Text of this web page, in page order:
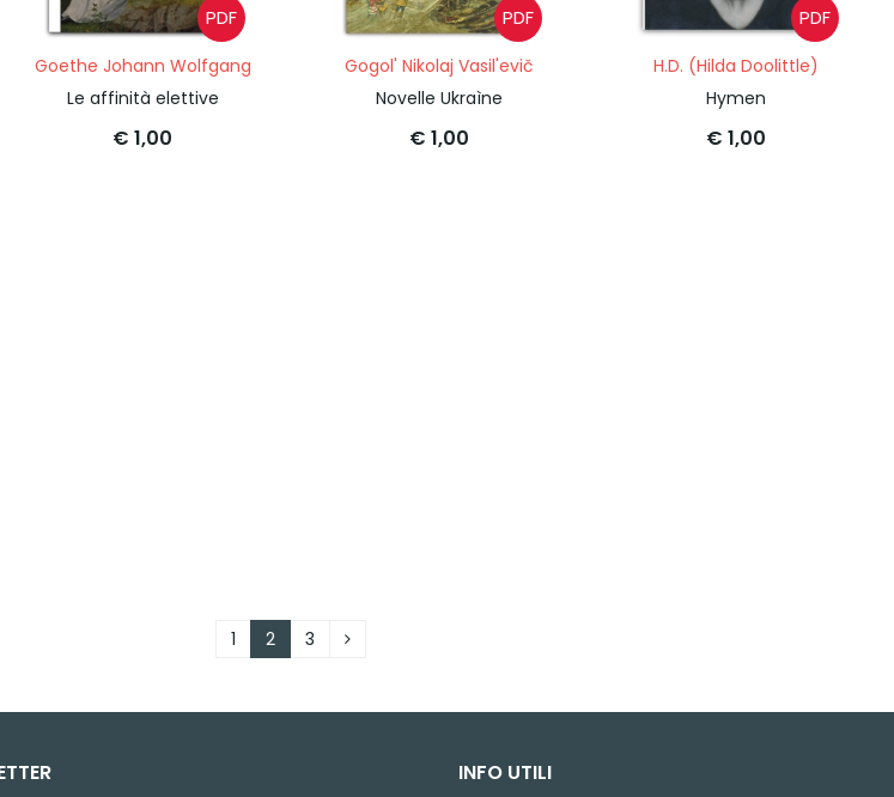
PDF
Goethe Johann Wolfgang
Le affinità elettive
€ 1,00
PDF
Gogol' Nikolaj Vasil'evič
Novelle Ukraìne
€ 1,00
PDF
H.D. (Hilda Doolittle)
Hymen
€ 1,00
1 2 3
INFO UTILI